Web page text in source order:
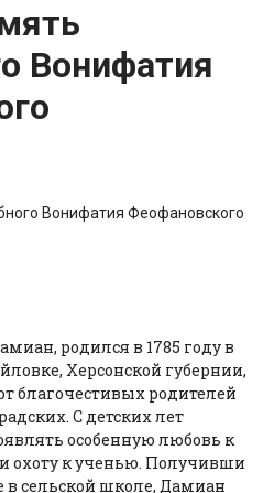
Вонифатия
родился в 1785 году в
Херсонской губернии,
благочестивых родителей
С детских лет
особенную любовь к
охоту к ученью. Получивши
в сельской школе, Дамиан